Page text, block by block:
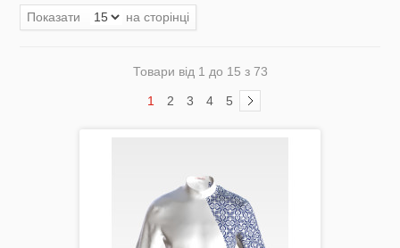
Сумки-Шопери
Показати на сторінці
Товари від 1 до 15 з 73
1 2 3 4 5